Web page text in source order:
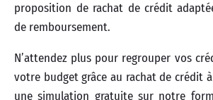
proposition de rachat de crédit
de remboursement.
N’attendez plus pour regrouper vos
votre budget grâce au rachat de crédit
une simulation gratuite sur notre